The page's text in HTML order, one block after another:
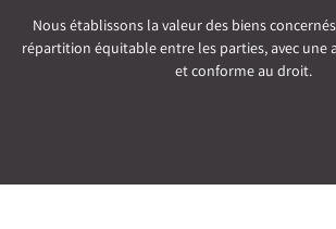
Nous établissons la valeur des biens
répartition équitable entre les parties, avec une
et conforme au droit.